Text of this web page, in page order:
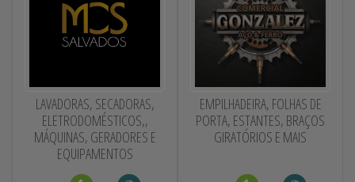
LAVADORAS, SECADORAS,
ELETRODOMÉSTICOS,,
MÁQUINAS, GERADORES E
EQUIPAMENTOS
EMPILHADEIRA, FOLHAS DE
PORTA, ESTANTES, BRAÇOS
GIRATÓRIOS E MAIS